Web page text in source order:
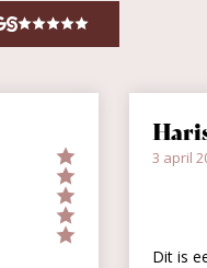
Harisa
3 april 2026
Dit is een